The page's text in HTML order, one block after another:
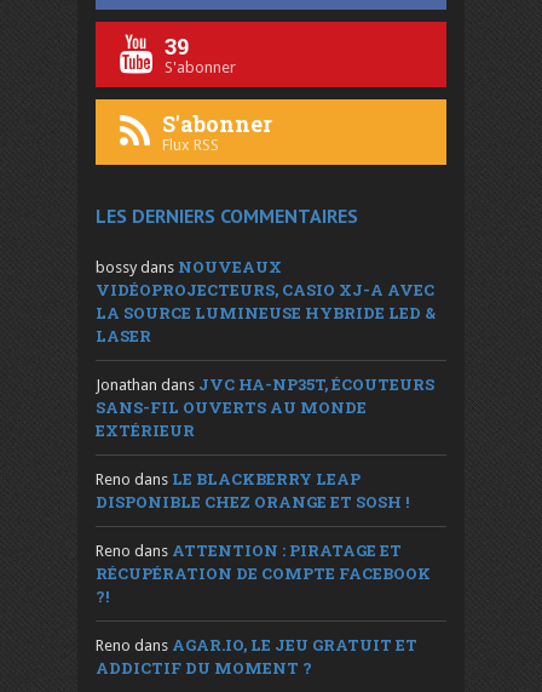
39
S'abonner
S'abonner
Flux RSS
LES DERNIERS COMMENTAIRES
bossy dans NOUVEAUX
VIDÉOPROJECTEURS, CASIO XJ-A AVEC
LA SOURCE LUMINEUSE HYBRIDE LED &
LASER
Jonathan dans JVC HA-NP35T, ÉCOUTEURS
SANS-FIL OUVERTS AU MONDE
EXTÉRIEUR
Reno dans LE BLACKBERRY LEAP
DISPONIBLE CHEZ ORANGE ET SOSH !
Reno dans ATTENTION : PIRATAGE ET
RÉCUPÉRATION DE COMPTE FACEBOOK
?!
Reno dans AGAR.IO, LE JEU GRATUIT ET
ADDICTIF DU MOMENT ?